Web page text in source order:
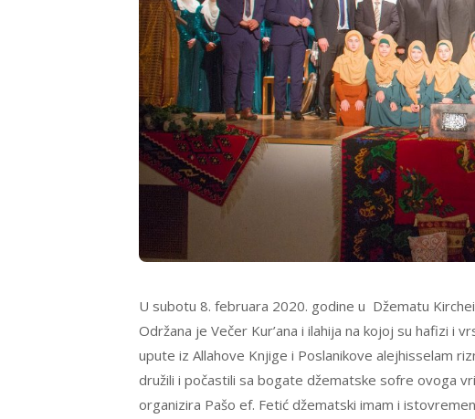
U subotu 8. februara 2020. godine u Džematu
Održana je Večer Kur’ana i ilahija na kojoj su hafizi i
upute iz Allahove Knjige i Poslanikove alejhisselam
družili i počastili sa bogate džematske sofre ovoga
organizira Pašo ef. Fetić džematski imam i